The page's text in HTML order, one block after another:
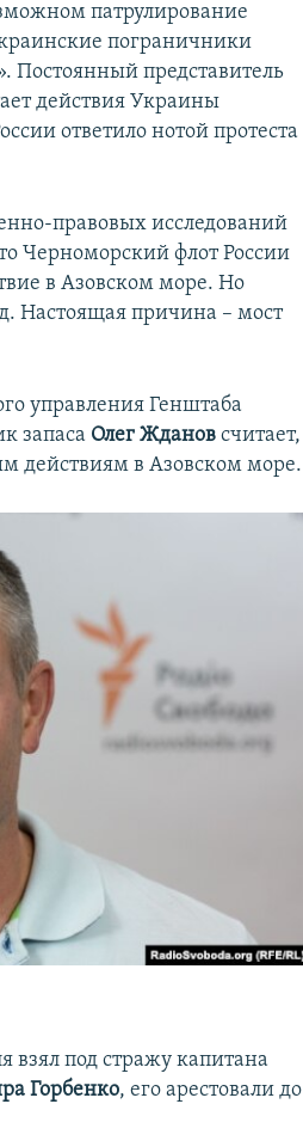
патрулирование
пограничники
Постоянный представитель
действия Украины
ответило нотой протеста
правовых исследований
Черноморский флот России
в Азовском море. Но
Настоящая причина – мост
управления Генштаба
запаса Олег Ждановсчитает,
действиям в Азовском море.
взял под стражу капитана
Горбенко, его арестовали до